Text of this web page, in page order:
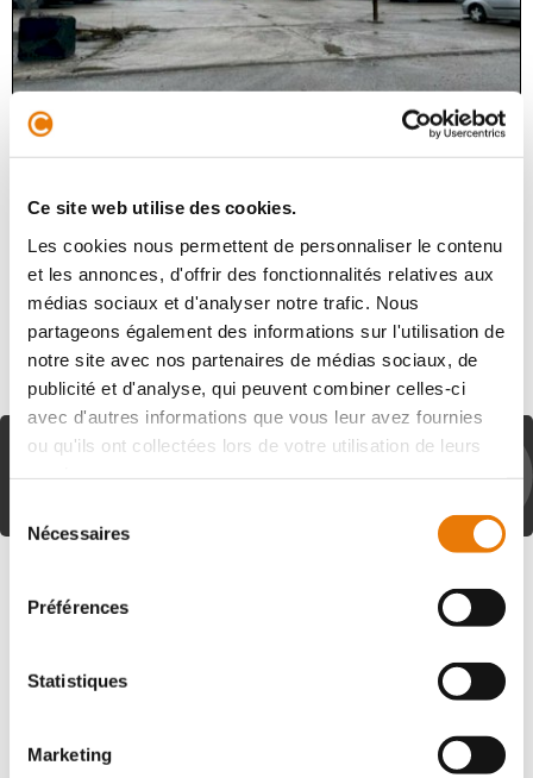
Ce site web utilise des cookies.
Les cookies nous permettent de personnaliser le contenu
et les annonces, d'offrir des fonctionnalités relatives aux
médias sociaux et d'analyser notre trafic. Nous
partageons également des informations sur l'utilisation de
notre site avec nos partenaires de médias sociaux, de
publicité et d'analyse, qui peuvent combiner celles-ci
avec d'autres informations que vous leur avez fournies
ou qu'ils ont collectées lors de votre utilisation de leurs
du Nécessaires
Préférences
Statistiques
Marketing
LE HAILLAN HT/Mois
Le long de l'avenue de Magudas à Le Haillan,
de stockage, à la location, d'une surface de 2 808 m². Ce
terrain est stabilis...
LES CLIENTS AYANT VU CETTE
ANNONCE ONT ÉGALEMENT
Location - 30 m²